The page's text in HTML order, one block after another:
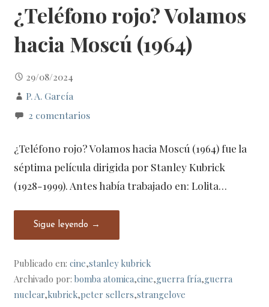
¿Teléfono rojo? Volamos
hacia Moscú (1964)
29/08/2024
P. A. García
2 comentarios
¿Teléfono rojo? Volamos hacia Moscú (1964) fue la
séptima película dirigida por Stanley Kubrick
(1928-1999). Antes había trabajado en: Lolita…
Sigue leyendo →
Publicado en:cine,stanley kubrick
Archivado por:bomba atomica,cine,guerra fría,guerra
nuclear,kubrick,peter sellers,strangelove